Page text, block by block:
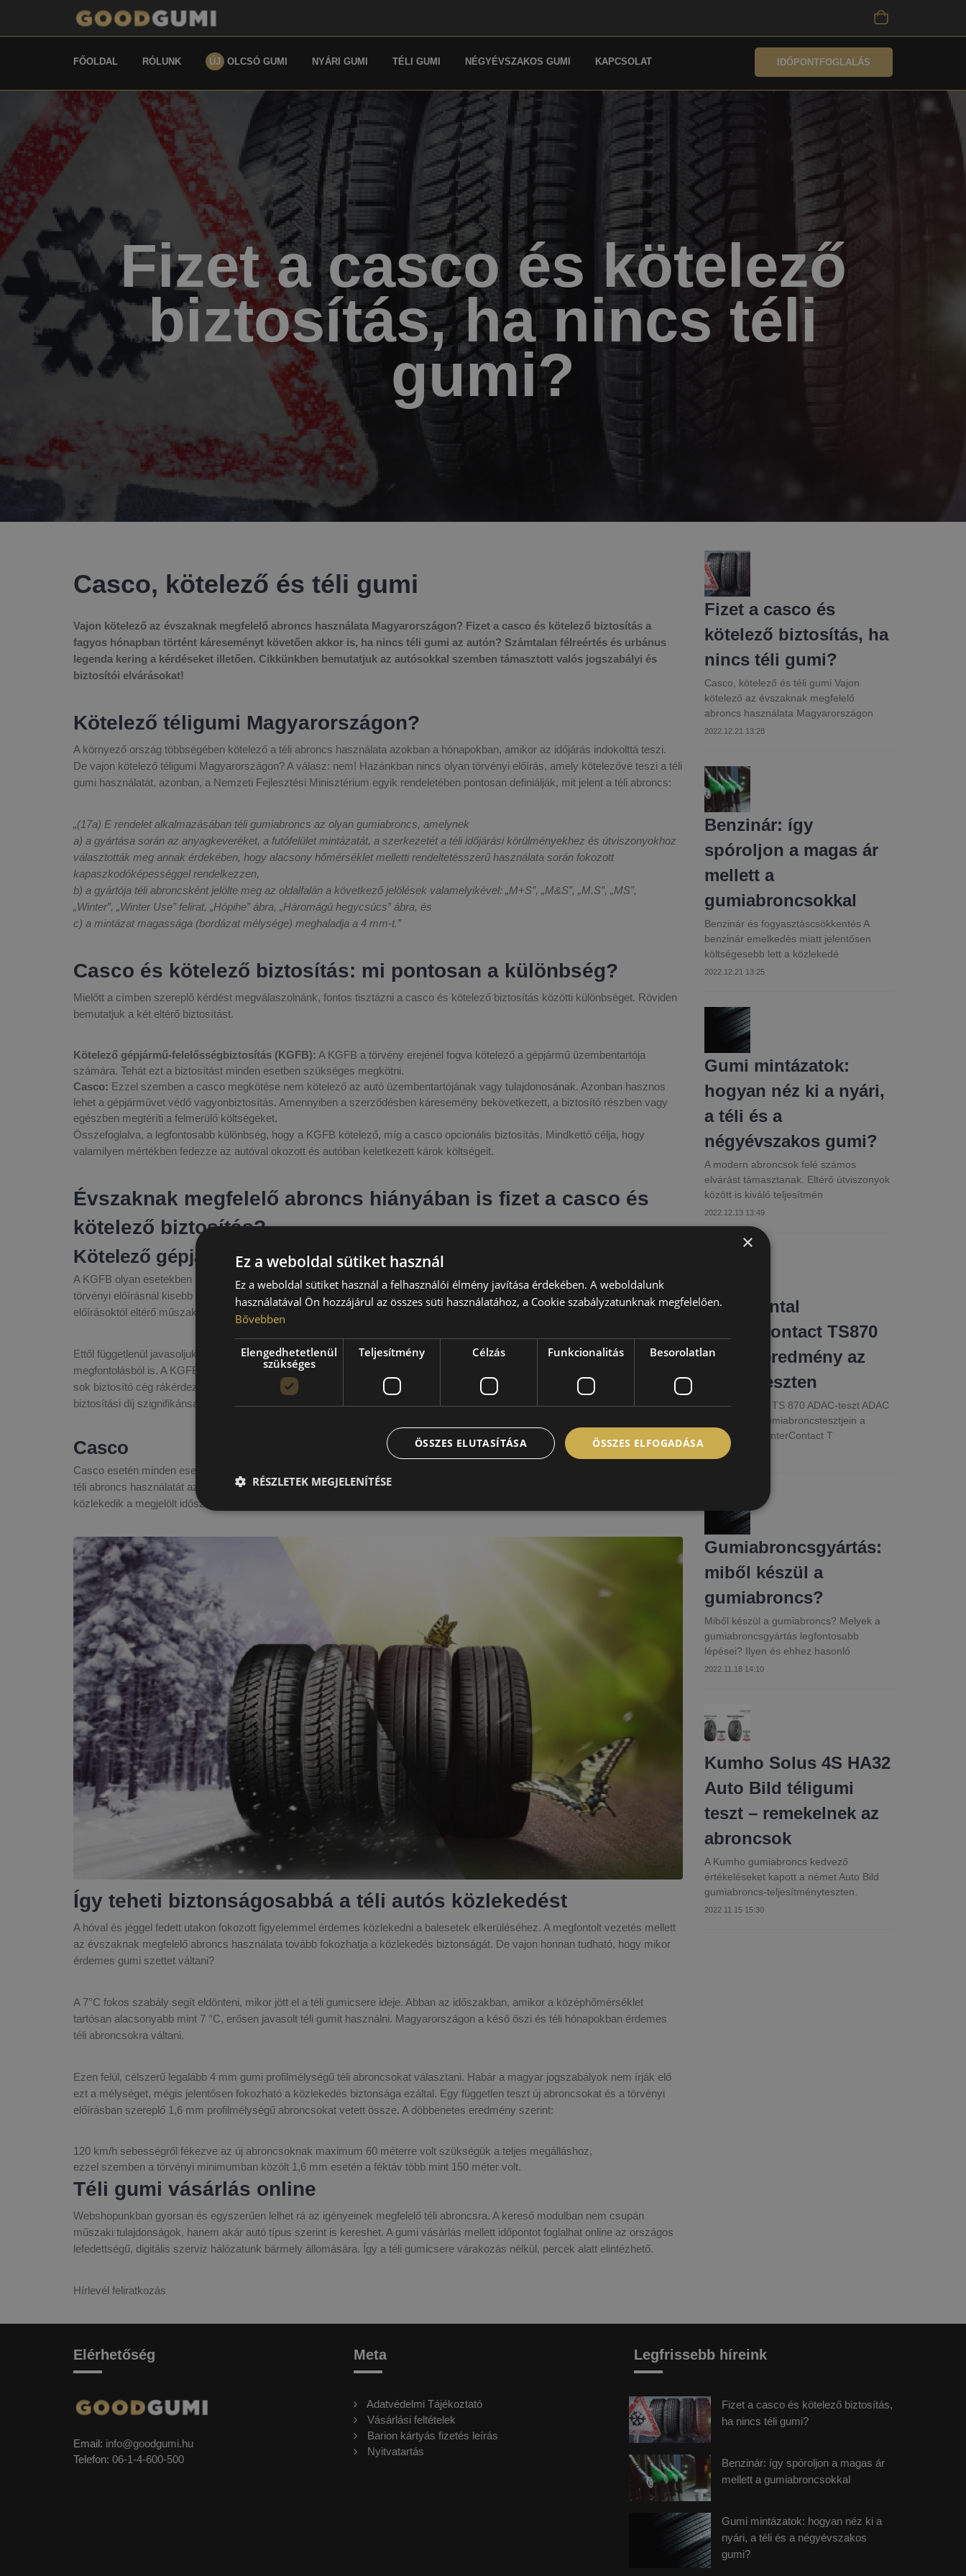
FŐOLDAL RÓLUNK ÚJ OLCSÓ GUMI NYÁRI GUMI TÉLI GUMI NÉGYÉVSZAKOS GUMI KAPCSOLAT IDŐPONTFOGLALÁS
Fizet a casco és kötelező
biztosítás, ha nincs téli
gumi?
Casco, kötelező és téli gumi
Vajon kötelező az évszaknak megfelelő abroncs használata Magyarországon? Fizet a casco és kötelező biztosítás a
fagyos hónapban történt káreseményt követően akkor is, ha nincs téli gumi az autón? Számtalan félreértés és urbánus
legenda kering a kérdéseket illetően. Cikkünkben bemutatjuk az autósokkal szemben támasztott valós jogszabályi és
biztosítói elvárásokat!
Kötelező téligumi Magyarországon?
A környező ország többségében kötelező a téli abroncs használata azokban a hónapokban, amikor az időjárás indokolttá teszi.
De vajon kötelező téligumi Magyarországon? A válasz: nem! Hazánkban nincs olyan törvényi előírás, amely kötelezővé teszi a téli
gumi használatát, azonban, a Nemzeti Fejlesztési Minisztérium egyik rendeletében pontosan definiálják, mit jelent a téli abroncs:
„(17a) E rendelet alkalmazásában téli gumiabroncs az olyan gumiabroncs, amelynek
a) a gyártása során az anyagkeveréket, a futófelület mintázatát, a szerkezetét a téli időjárási körülményekhez és útviszonyokhoz
választották meg annak érdekében, hogy alacsony hőmérséklet melletti rendeltetésszerű használata során fokozott
kapaszkodóképességgel rendelkezzen,
b) a gyártója téli abroncsként jelölte meg az oldalfalán a következő jelölések valamelyikével: „M+S”, „M&S”, „M.S”, „MS”,
„Winter”, „Winter Use” felirat, „Hópihe” ábra, „Háromágú hegycsúcs” ábra, és
c) a mintázat magassága (bordázat mélysége) meghaladja a 4 mm-t.”
Casco és kötelező biztosítás: mi pontosan a különbség?
Mielőtt a címben szereplő kérdést megválaszolnánk, fontos tisztázni a casco és kötelező biztosítás közötti különbséget. Röviden
bemutatjuk a két eltérő biztosítást.
Kötelező gépjármű-felelősségbiztosítás (KGFB): A KGFB a törvény erejénél fogva kötelező a gépjármű üzembentartója
számára. Tehát ezt a biztosítást minden esetben szükséges megkötni.
Casco: Ezzel szemben a casco megkötése nem kötelező az autó üzembentartójának vagy tulajdonosának. Azonban hasznos
lehet a gépjárművet védő vagyonbiztosítás. Amennyiben a szerződésben káresemény bekövetkezett, a biztosító részben vagy
egészben megtéríti a felmerülő költségeket.
Összefoglalva, a legfontosabb különbség, hogy a KGFB kötelező, míg a casco opcionális biztosítás. Mindkettő célja, hogy
valamilyen mértékben fedezze az autóval okozott és autóban keletkezett károk költségeit.
Évszaknak megfelelő abroncs hiányában is fizet a casco és
kötelező biztosítás?
Kötelező gépjármű-felelősségbiztosítás
A KGFB olyan esetekben is köteles fizetni, amikor az autós télen nyári gumit használ. Fontos kitétel, hogy a biztosító nem fizet a
törvényi előírásnál kisebb gumi profilmélység esetén. Amennyiben bizonyítható, hogy az autó azért okozott balesetet, mert az
előírásoktól eltérő műszaki állapotban vett részt a forgalomban, a biztosító nem köteles a kártérítést megfizetni.
Ettől függetlenül javasoljuk az évszaknak megfelelő abroncs használatát! Nem csupán a nagyobb biztonság miatt, de anyagi
megfontolásból is. A KGFB költsége sok esetben magasabb, amennyiben télen nyári gumival közlekedik. A szerződéskötéskor
sok biztosító cég rákérdez a gumi használati szokásokra. Amennyiben a fagyos időszakban nyári gumival közlekedik, a
biztosítási díj szignifikánsan magasabb lehet.
Casco
Casco esetén minden esetben az adott szerződési feltételek szabják meg a biztosítási kondíciókat. Számos biztosító cég előírja a
téli abroncs használatát az év egy adott időszakában. Amennyiben a szerződési feltételeket megszegve nyári abronccsal
közlekedik a megjelölt időszakban és így balesetet okoz vagy szenved, a biztosító cég nem köteles fizetni.
Így teheti biztonságosabbá a téli autós közlekedést
A hóval és jéggel fedett utakon fokozott figyelemmel érdemes közlekedni a balesetek elkerüléséhez. A megfontolt vezetés mellett
az évszaknak megfelelő abroncs használata tovább fokozhatja a közlekedés biztonságát. De vajon honnan tudható, hogy mikor
érdemes gumi szettet váltani?
A 7°C fokos szabály segít eldönteni, mikor jött el a téli gumicsere ideje. Abban az időszakban, amikor a középhőmérséklet
tartósan alacsonyabb mint 7 °C, erősen javasolt téli gumit használni. Magyarországon a késő őszi és téli hónapokban érdemes
téli abroncsokra váltani.
Ezen felül, célszerű legalább 4 mm gumi profilmélységű téli abroncsokat választani. Habár a magyar jogszabályok nem írják elő
ezt a mélységet, mégis jelentősen fokozható a közlekedés biztonsága ezáltal. Egy független teszt új abroncsokat és a törvényi
előírásban szereplő 1,6 mm profilmélységű abroncsokat vetett össze. A döbbenetes eredmény szerint:
120 km/h sebességről fékezve az új abroncsoknak maximum 60 méterre volt szükségük a teljes megálláshoz,
ezzel szemben a törvényi minimumban közölt 1,6 mm esetén a féktáv több mint 150 méter volt.
Téli gumi vásárlás online
Webshopunkban gyorsan és egyszerűen lelhet rá az igényeinek megfelelő téli abroncsra. A kereső modulban nem csupán
műszaki tulajdonságok, hanem akár autó típus szerint is kereshet. A gumi vásárlás mellett időpontot foglalhat online az országos
lefedettségű, digitális szerviz hálózatunk bármely állomására. Így a téli gumicsere várakozás nélkül, percek alatt elintézhető.
Hírlevél feliratkozás
Fizet a casco és
kötelező biztosítás, ha
nincs téli gumi?
Casco, kötelező és téli gumi Vajon
kötelező az évszaknak megfelelő
abroncs használata Magyarországon
2022.12.21 13:28
Benzinár: így
spóroljon a magas ár
mellett a
gumiabroncsokkal
Benzinár és fogyasztáscsökkentés A
benzinár emelkedés miatt jelentősen
költségesebb lett a közlekedé
2022.12.21 13:25
Gumi mintázatok:
hogyan néz ki a nyári,
a téli és a
négyévszakos gumi?
A modern abroncsok felé számos
elvárást támasztanak. Eltérő útviszonyok
között is kiváló teljesítmén
2022.12.13 13:49
Continental
WinterContact TS870
kitűnő eredmény az
ADAC teszten
WinterContact TS 870 ADAC-teszt ADAC
2022-es téli gumiabroncstesztjein a
Continental WinterContact T
2022.11.29 14:27
Gumiabroncsgyártás:
miből készül a
gumiabroncs?
Miből készül a gumiabroncs? Melyek a
gumiabroncsgyártás legfontosabb
lépései? Ilyen és ehhez hasonló
2022.11.18 14:10
Kumho Solus 4S HA32
Auto Bild téligumi
teszt – remekelnek az
abroncsok
A Kumho gumiabroncs kedvező
értékeléseket kapott a német Auto Bild
gumiabroncs-teljesítményteszten.
2022.11.15 15:30
Elérhetőség
Email: info@goodgumi.hu
Telefon: 06-1-4-600-500
Meta
Adatvédelmi Tájékoztató
Vásárlási feltételek
Barion kártyás fizetés leírás
Nyitvatartás
Legfrissebb híreink
Fizet a casco és kötelező biztosítás,
ha nincs téli gumi?
Benzinár: így spóroljon a magas ár
mellett a gumiabroncsokkal
Gumi mintázatok: hogyan néz ki a
nyári, a téli és a négyévszakos
gumi?
×
Ez a weboldal sütiket használ
Ez a weboldal sütiket használ a felhasználói élmény javítása érdekében. A weboldalunk
használatával Ön hozzájárul az összes süti használatához, a Cookie szabályzatunknak megfelelően.
Bővebben
Elengedhetetlenül
szükséges
Teljesítmény Célzás Funkcionalitás Besorolatlan
ÖSSZES ELFOGADÁSA
ÖSSZES ELUTASÍTÁSA
RÉSZLETEK MEGJELENÍTÉSE